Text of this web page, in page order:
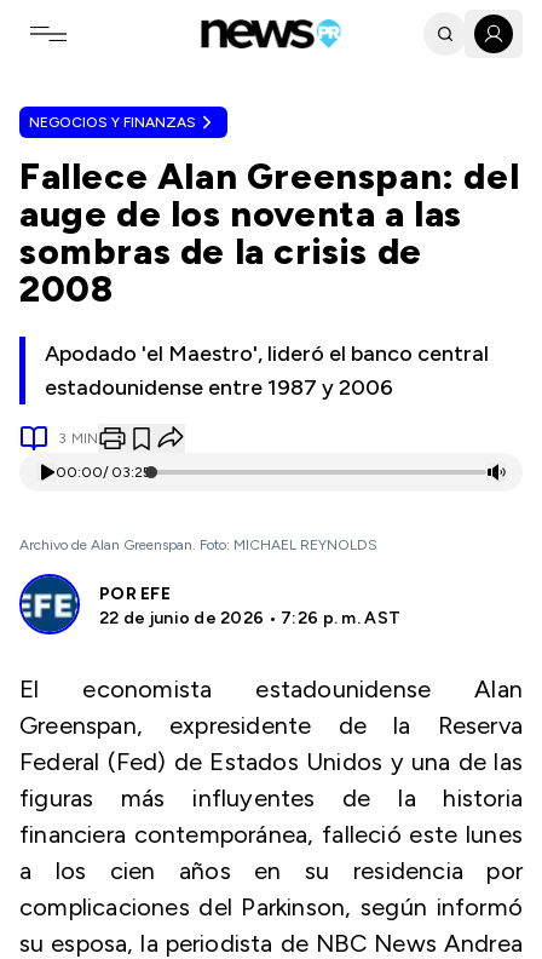
Toggle navigation menu
NEGOCIOS Y FINANZAS
Fallece Alan Greenspan: del
auge de los noventa a las
sombras de la crisis de
2008
Apodado 'el Maestro', lideró el banco central
estadounidense entre 1987 y 2006
3 MIN
00:00/ 03:25
Archivo de Alan Greenspan. Foto: MICHAEL REYNOLDS
POR EFE
22 de junio de 2026 • 7:26 p. m. AST
El economista estadounidense Alan
Greenspan, expresidente de la Reserva
Federal (Fed) de Estados Unidos y una de las
figuras más influyentes de la historia
financiera contemporánea, falleció este lunes
a los cien años en su residencia por
complicaciones del Parkinson, según informó
su esposa, la periodista de NBC News Andrea